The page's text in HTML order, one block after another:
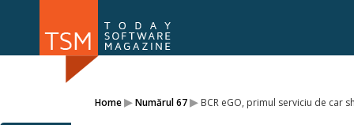
Home▸Numărul 67▸ BCR eGO, primul serviciu de car